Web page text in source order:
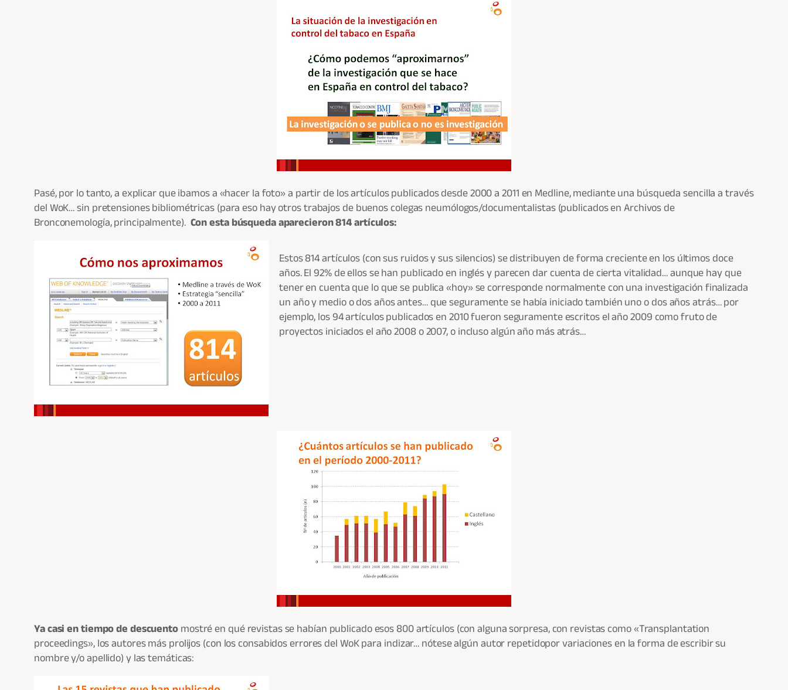
Pasé, por lo tanto, a explicar que ibamos a «hacer la foto» a partir de los artículos publicados desde 2000 a 2011 en Medline, mediante una búsqueda sencilla a través
del WoK… sin pretensiones bibliométricas (para eso hay otros trabajos de buenos colegas neumólogos/documentalistas (publicados en Archivos de
Bronconemología, principalmente). Con esta búsqueda aparecieron 814 artículos:
Estos 814 artículos (con sus ruidos y sus silencios) se distribuyen de forma creciente en los últimos doce
años. El 92% de ellos se han publicado en inglés y parecen dar cuenta de cierta vitalidad… aunque hay que
tener en cuenta que lo que se publica «hoy» se corresponde normalmente con una investigación finalizada
un año y medio o dos años antes… que seguramente se había iniciado también uno o dos años atrás… por
ejemplo, los 94 artículos publicados en 2010 fueron seguramente escritos el año 2009 como fruto de
proyectos iniciados el año 2008 o 2007, o incluso algún año más atrás…
Ya casi en tiempo de descuento mostré en qué revistas se habían publicado esos 800 artículos (con alguna sorpresa, con revistas como «Transplantation
proceedings», los autores más prolijos (con los consabidos errores del WoK para indizar… nótese algún autor repetidopor variaciones en la forma de escribir su
nombre y/o apellido) y las temáticas: